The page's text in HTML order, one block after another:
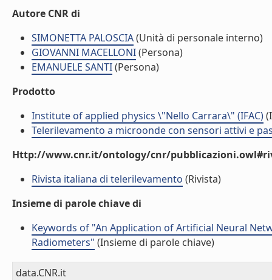
Autore CNR di
SIMONETTA PALOSCIA(Unità di personale interno)
GIOVANNI MACELLONI(Persona)
EMANUELE SANTI(Persona)
Prodotto
Institute of applied physics \"Nello Carrara\" (IFAC)
Telerilevamento a microonde con sensori attivi e
Http://www.cnr.it/ontology/cnr/
Rivista italiana di telerilevamento (Rivista)
Insieme di parole chiave di
Keywords of "An Application of Artificial Neural
Radiometers" (Insieme di parole chiave)
data.CNR.it